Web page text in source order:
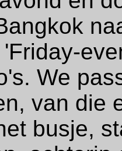
We
van die
busje,